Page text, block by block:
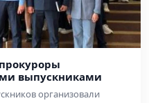
выпускниками
организовали